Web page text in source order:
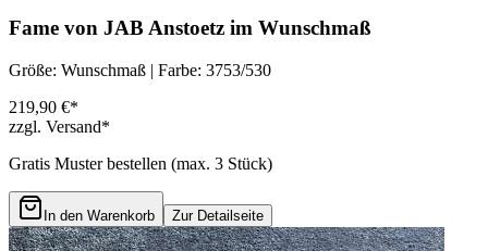
Fame von JAB Anstoetz im Wunschmaß
Größe: Wunschmaß | Farbe: 3753/530
219,90 €*
zzgl. Versand*
Gratis Muster bestellen (max. 3 Stück)
In den Warenkorb Zur Detailseite